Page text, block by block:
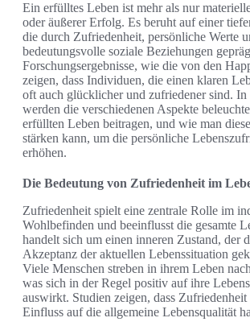
Ein erfülltes Leben ist mehr als nur
oder äußerer Erfolg. Es beruht auf einer
die durch Zufriedenheit, persönliche Werte
bedeutungsvolle soziale Beziehungen
Forschungsergebnisse, wie die von den
zeigen, dass Individuen, die einen klaren
oft auch glücklicher und zufriedener sind.
werden die verschiedenen Aspekte
erfüllten Leben beitragen, und wie man
stärken kann, um die persönliche
erhöhen.
Die Bedeutung von Zufriedenheit im
Zufriedenheit spielt eine zentrale Rolle im
Wohlbefinden und beeinflusst die gesamte
handelt sich um einen inneren Zustand, der
Akzeptanz der aktuellen Lebenssituation
Viele Menschen streben in ihrem Leben
was sich in der Regel positiv auf ihre
auswirkt. Studien zeigen, dass Zufriedenheit
Einfluss auf die allgemeine Lebensqualität